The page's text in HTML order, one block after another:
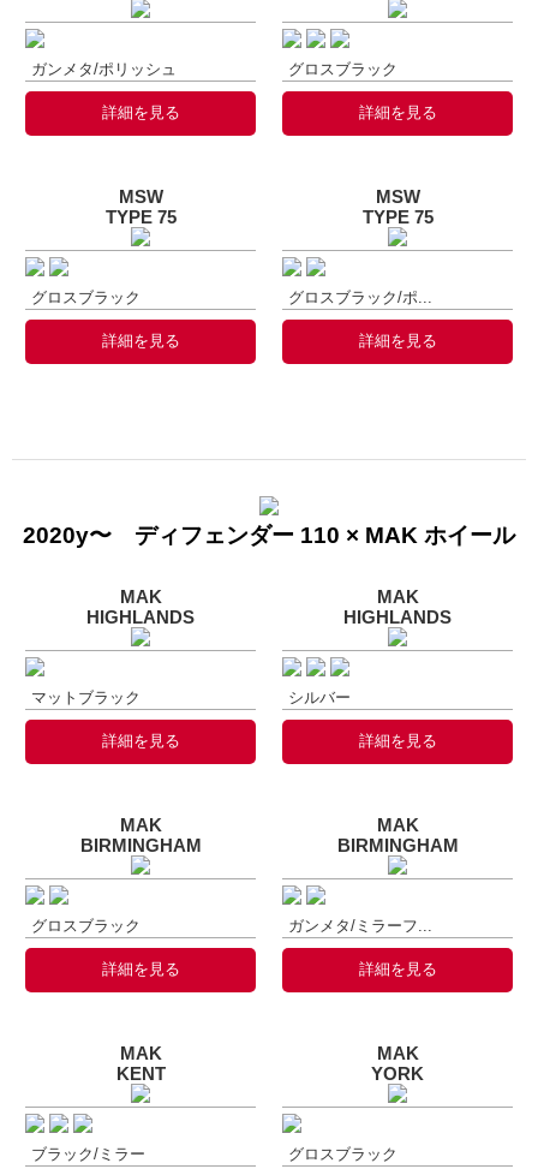
ガンメタ/ポリッシュ
詳細を見る
グロスブラック
詳細を見る
MSW
TYPE 75
グロスブラック
詳細を見る
MSW
TYPE 75
グロスブラック/ポ...
詳細を見る
2020y〜 ディフェンダー 110 × MAK ホイール
MAK
HIGHLANDS
マットブラック
詳細を見る
MAK
HIGHLANDS
シルバー
詳細を見る
MAK
BIRMINGHAM
グロスブラック
詳細を見る
MAK
BIRMINGHAM
ガンメタ/ミラーフ...
詳細を見る
MAK
KENT
ブラック/ミラー
MAK
YORK
グロスブラック